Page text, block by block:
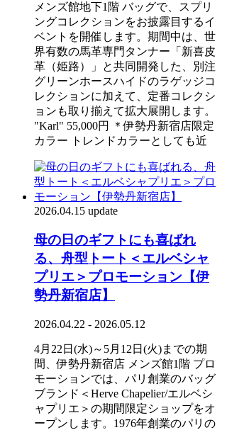
メンズ館地下1階 バッグで、スプリ
ングコレクションをお披露目するイ
ベントを開催します。期間中は、世
界有数の馬革専門タンナー「新喜皮
革（姫路）」と共同開発した、別注
グリーンホースハイドのラゲッジコ
レクションに加えて、定番コレクシ
ョンも取り揃えて拡大展開します。
"Karl" 55,000円 ＊伊勢丹新宿店限定
カラー トレンドカラーとしても近
2026.04.15 update
母の日のギフトにも喜ばれ
る、舟型トート＜エルベシャ
プリエ＞プロモーション【伊
勢丹新宿店】
2026.04.22 - 2026.05.12
4月22日(水)～5月12日(火)までの期
間、伊勢丹新宿店 メンズ館1階 プロ
モーションでは、パリ創業のバッグ
ブランド＜Herve Chapelier/エルベシ
ャプリエ＞の期間限定ショップをオ
ープンします。1976年創業のパリの